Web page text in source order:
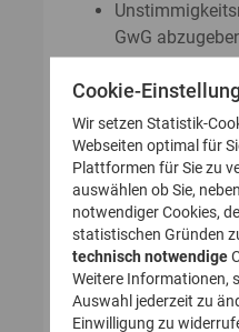
GwG
GwG zu stellen
So legen Sie
das
(Registrierung):
Cookie-
Wir setzen Statistik-
Webseiten optimal für
Plattformen für Sie zu
auswählen ob Sie,
notwendiger Cookies,
statistischen Gründen
technisch notwendige
Weitere Informationen,
Auswahl jederzeit zu
Einwilligung zu